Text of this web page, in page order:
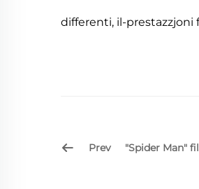
differenti, il-
Prev "Spider Man"